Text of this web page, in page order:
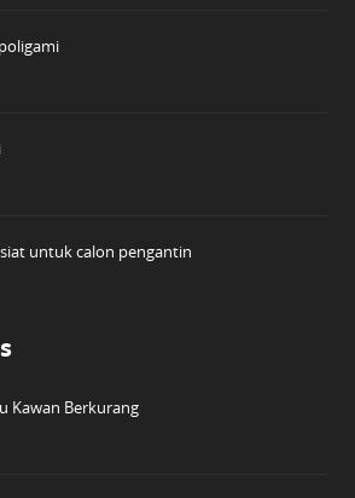
untuk calon pengantin
Kawan Berkurang